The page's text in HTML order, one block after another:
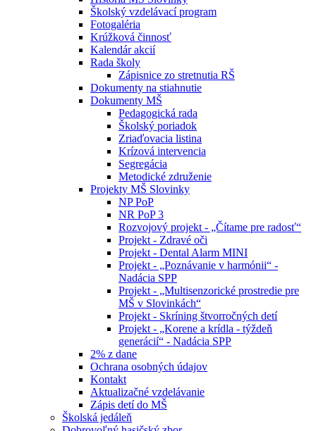
Školský vzdelávací program
Fotogaléria
Krúžková činnosť
Kalendár akcií
Rada školy
Zápisnice zo stretnutia RŠ
Dokumenty na stiahnutie
Dokumenty MŠ
Pedagogická rada
Školský poriadok
Zriaďovacia listina
Krízová intervencia
Segregácia
Metodické združenie
Projekty MŠ Slovinky
NP PoP
NR PoP 3
Rozvojový projekt - „Čítame pre radosť“
Projekt - Zdravé oči
Projekt - Dental Alarm MINI
Projekt - „Poznávanie v harmónii“ -
Nadácia SPP
Projekt - „Multisenzorické prostredie pre
MŠ v Slovinkách“
Projekt - Skríning štvorročných detí
Projekt - „Korene a krídla - týždeň
generácií“ - Nadácia SPP
2% z dane
Ochrana osobných údajov
Kontakt
Aktualizačné vzdelávanie
Zápis detí do MŠ
Školská jedáleň